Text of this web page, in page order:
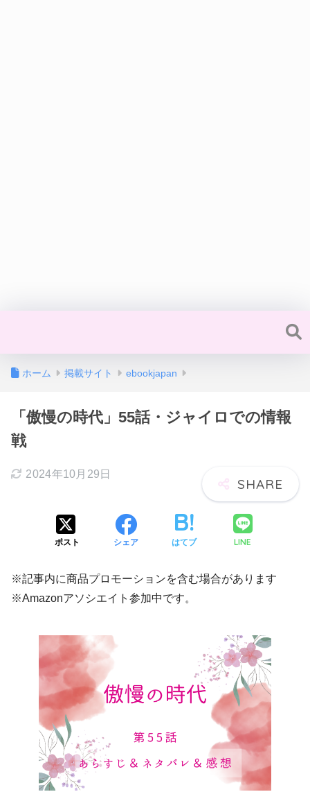
ホーム 掲載サイト ebookjapan
「傲慢の時代」55話・ジャイロでの情報
戦
2024年10月29日
ポスト シェア はてブ LINE
※記事内に商品プロモーションを含む場合があります
※Amazonアソシエイト参加中です。